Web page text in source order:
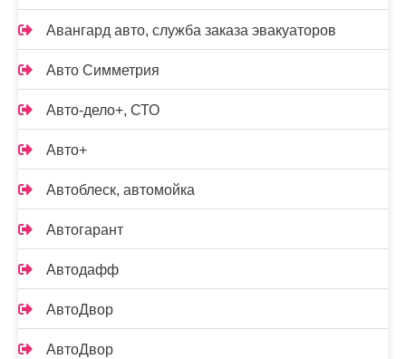
Авангард авто, служба заказа эвакуаторов
Авто Симметрия
Авто-дело+, СТО
Авто+
Автоблеск, автомойка
Автогарант
Автодафф
АвтоДвор
АвтоДвор